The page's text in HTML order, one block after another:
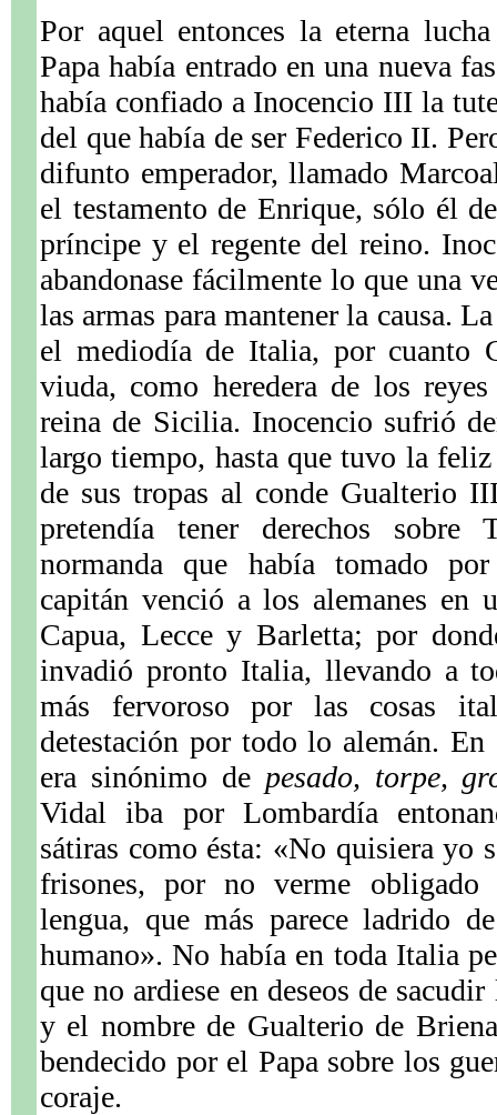
Por aquel entonces la eterna
Papa había entrado en una nueva
había confiado a Inocencio III la
del que había de ser Federico II.
difunto emperador, llamado
el testamento de Enrique, sólo él
príncipe y el regente del reino.
abandonase fácilmente lo que una
las armas para mantener la causa.
el mediodía de Italia, por cuanto
viuda, como heredera de los
reina de Sicilia. Inocencio sufrió
largo tiempo, hasta que tuvo la
de sus tropas al conde Gualterio
pretendía tener derechos sobre
normanda que había tomado
capitán venció a los alemanes en
Capua, Lecce y Barletta; por
invadió pronto Italia, llevando a
más fervoroso por las cosas
detestación por todo lo alemán.
era sinónimo de pesado, torpe,
Vidal iba por Lombardía
sátiras como ésta: «No quisiera yo
frisones, por no verme obligado
lengua, que más parece ladrido
humano». No había en toda Italia
que no ardiese en deseos de
y el nombre de Gualterio de
bendecido por el Papa sobre los
coraje.